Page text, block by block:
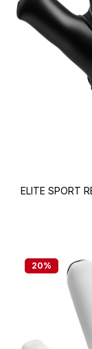
ELITE SPORT
20%